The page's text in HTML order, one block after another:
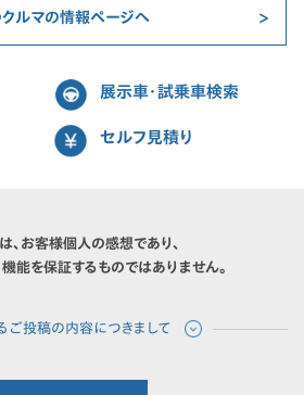
クルマの情報ページへ
展示車・試乗車検索
セルフ見積り
、お客様個人の感想であり、
能を保証するものではありません。